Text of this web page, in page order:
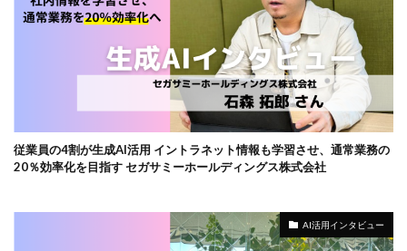
従業員の4割が生成AI活用 イントラネット情報も学習させ、通常業務の
20％効率化を目指す セガサミーホールディングス株式会社
AI活用インタビュー